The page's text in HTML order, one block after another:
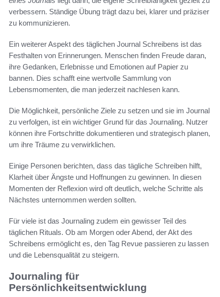
verbessern. Ständige Übung trägt dazu bei, klarer und präziser
zu kommunizieren.
Ein weiterer Aspekt des täglichen Journal Schreibens ist das
Festhalten von Erinnerungen. Menschen finden Freude daran,
ihre Gedanken, Erlebnisse und Emotionen auf Papier zu
bannen. Dies schafft eine wertvolle Sammlung von
Lebensmomenten, die man jederzeit nachlesen kann.
Die Möglichkeit, persönliche Ziele zu setzen und sie im Journal
zu verfolgen, ist ein wichtiger Grund für das Journaling. Nutzer
können ihre Fortschritte dokumentieren und strategisch planen,
um ihre Träume zu verwirklichen.
Einige Personen berichten, dass das tägliche Schreiben hilft,
Klarheit über Ängste und Hoffnungen zu gewinnen. In diesen
Momenten der Reflexion wird oft deutlich, welche Schritte als
Nächstes unternommen werden sollten.
Für viele ist das Journaling zudem ein gewisser Teil des
täglichen Rituals. Ob am Morgen oder Abend, der Akt des
Schreibens ermöglicht es, den Tag Revue passieren zu lassen
und die Lebensqualität zu steigern.
Journaling für
Persönlichkeitsentwicklung